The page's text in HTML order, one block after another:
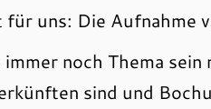
uns: Die Aufnahme
noch Thema
sind und